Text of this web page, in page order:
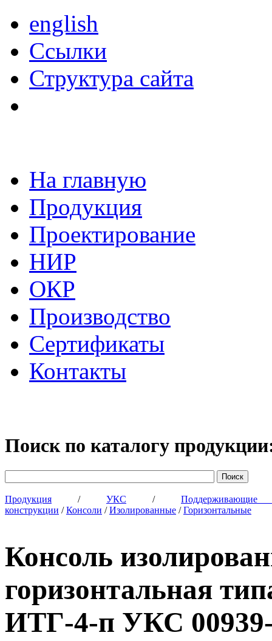
english
Ссылки
Структура сайта
На главную
Продукция
Проектирование
НИР
ОКР
Производство
Сертификаты
Контакты
Поиск по каталогу
Продукция / УКС /
конструкции /Консоли /Изолированные /Горизонтальные
Консоль
горизонтальная
ИТГ-4-п УКС